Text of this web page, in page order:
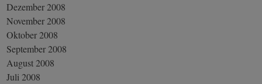
Dezember 2008
November 2008
Oktober 2008
September 2008
August 2008
Juli 2008